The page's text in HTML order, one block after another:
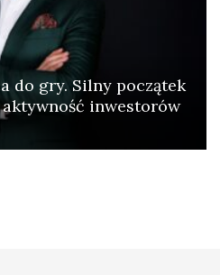
do gry. Silny początek
inwestorów